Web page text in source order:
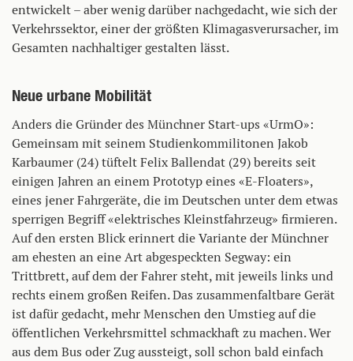
entwickelt – aber wenig darüber nachgedacht, wie sich der
Verkehrssektor, einer der größten Klimagasverursacher, im
Gesamten nachhaltiger gestalten lässt.
Neue urbane Mobilität
Anders die Gründer des Münchner Start-ups «UrmO»:
Gemeinsam mit seinem Studienkommilitonen Jakob
Karbaumer (24) tüftelt Felix Ballendat (29) bereits seit
einigen Jahren an einem Prototyp eines «E-Floaters»,
eines jener Fahrgeräte, die im Deutschen unter dem etwas
sperrigen Begriff «elektrisches Kleinstfahrzeug» firmieren.
Auf den ersten Blick erinnert die Variante der Münchner
am ehesten an eine Art abgespeckten Segway: ein
Trittbrett, auf dem der Fahrer steht, mit jeweils links und
rechts einem großen Reifen. Das zusammenfaltbare Gerät
ist dafür gedacht, mehr Menschen den Umstieg auf die
öffentlichen Verkehrsmittel schmackhaft zu machen. Wer
aus dem Bus oder Zug aussteigt, soll schon bald einfach